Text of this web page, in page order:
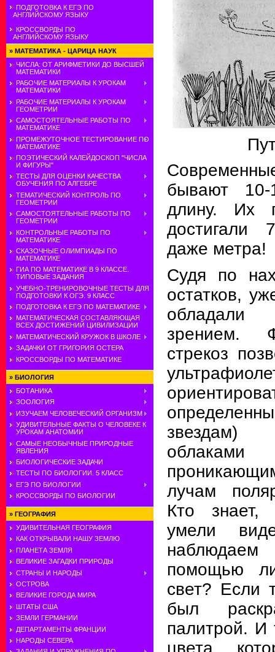
ПОДГОТОВКА К ЕГЭ ПО
АНГЛИЙСКОМУ ЯЗЫКУ
КРОССВОРДЫ ПО
АНГЛИЙСКОМУ ЯЗЫКУ
» МАТЕМАТИКА - ЦАРИЦА НАУК
ЧИСЛА: ОТ АРИФМЕТИКИ ДО ВЫСШЕЙ
МАТЕМАТИКИ
РАБОЧИЕ МАТЕРИАЛЫ К УРОКАМ
МАТЕМАТИКИ
РАБОЧИЕ МАТЕРИАЛЫ К УРОКАМ
ГЕОМЕТРИИ
САМОСТОЯТЕЛЬНЫЕ РАБОТЫ ПО
МАТЕМАТИКЕ
ПРОМЕЖУТОЧНОЕ ТЕСТИРОВАНИЕ ПО
МАТЕМАТИКЕ
ПОЭТИЧЕСКИЙ КАЛЕЙДОСКОП "ЧИСЛА
И ФИГУРЫ"
ТЕСТЫ ДЛЯ ОЦЕНКИ КАЧЕСТВА
ОБУЧЕНИЯ ПО АЛГЕБРЕ
ТЕМАТИЧЕСКИЙ КОНТРОЛЬ ПО
ГЕОМЕТРИИ
САМОСТОЯТЕЛЬНЫЕ РАБОТЫ ПО
ГЕОМЕТРИИ
КОНТРОЛЬНЫЕ РАБОТЫ ПО
МАТЕМАТИКЕ
СКАЗОЧНЫЕ ОЛИМПИАДЫ ПО
МАТЕМАТИКЕ
ГИА ПО МАТЕМАТИКЕ В 9 КЛАССЕ.
ТИПОВЫЕ ЗАДАНИЯ
УЧЕБНО-ТРЕНИРОВОЧНЫЕ ТЕСТЫ ДЛЯ
ПОДГОТОВКИ К ОГЭ. 9 КЛАСС
ПОДГОТОВКА К ЕГЭ ПО МАТЕМАТИКЕ
МАТЕМАТИЧЕСКАЯ СОСТАВЛЯЮЩАЯ
ВСЕХ ДОСТИЖЕНИЙ ЦИВИЛИЗАЦИИ
МАТЕМАТИЧЕСКИЙ КРУЖОК В ШКОЛЕ
ЗАДАЧКИ ОТ ГРИГОРИЯ ОСТЕРА
КРОССВОРДЫ ПО МАТЕМАТИКЕ
» БИОЛОГИЯ
БОТАНИКА
ЗООЛОГИЯ
ИЗУЧАЕМ ЧЕЛОВЕЧЕСКИЙ ОРГАНИЗМ
УДИВИТЕЛЬНЫЕ ФАКТЫ О ЧЕЛОВЕКЕ К
УРОКАМ АНАТОМИИ
САМЫЕ НЕОБЫЧНЫЕ ПРИРОДНЫЕ
ЯВЛЕНИЯ
БИОЛОГИЧЕСКИЕ ЗАДАЧИ
ТЕСТЫ ПО БИОЛОГИИ. 5 КЛАСС
ЕГЭ ПО БИОЛОГИИ
КРОССВОРДЫ ПО БИОЛОГИИ
» ГЕОГРАФИЯ
УДИВИТЕЛЬНАЯ ГЕОГРАФИЯ
КАК ОТКРЫВАЛИ НАШУ ЗЕМЛЮ
ПЛАНЕТА ЗЕМЛЯ
ВЕЛИКИЕ ЗАГАДКИ ПРИРОДЫ
СТРАНЫ И НАРОДЫ
ОСТРОВА
ВЕЛИКИЕ ГОРОДА МИРА
ШТАТЫ США
ЗЕМЛИ ГЕРМАНИИ
ДЕПАРТАМЕНТЫ ФРАНЦИИ
НАРОДЫ СЕВЕРА
бывают 10-
длину. Их
достигали
даже метра!
Судя по
остатков,
зрением.
стрекоз
лучам
Кто
умели
помощью
свет? Если
был
палитрой. И
цвета,